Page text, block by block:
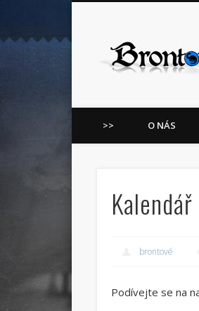
LinkedIn
>> O NÁS
brontové
Podívejte se na